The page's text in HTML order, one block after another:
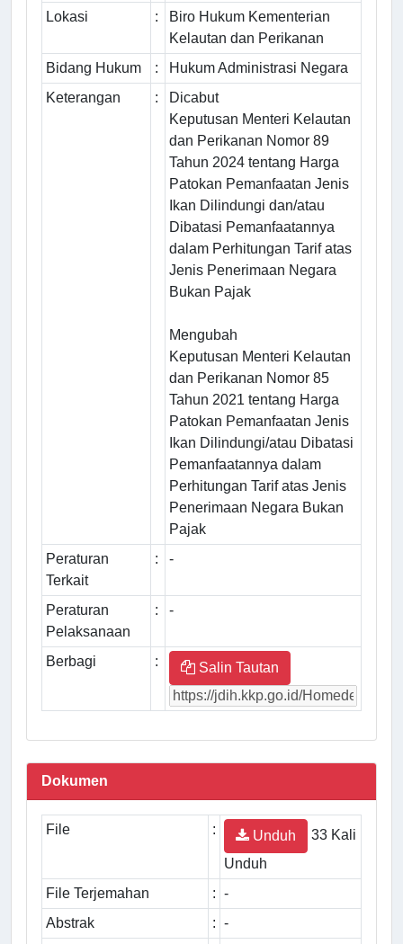
Lokasi :
Biro Hukum Kementerian
Kelautan dan Perikanan
Bidang Hukum
:
Hukum Administrasi Negara
Keterangan
:
Dicabut
Keputusan Menteri Kelautan
dan Perikanan Nomor 89
Tahun 2024 tentang Harga
Patokan Pemanfaatan Jenis
Ikan Dilindungi dan/atau
Dibatasi Pemanfaatannya
dalam Perhitungan Tarif atas
Jenis Penerimaan Negara
Bukan Pajak
Mengubah
Keputusan Menteri Kelautan
dan Perikanan Nomor 85
Tahun 2021 tentang Harga
Patokan Pemanfaatan Jenis
Ikan Dilindungi/atau Dibatasi
Pemanfaatannya dalam
Perhitungan Tarif atas Jenis
Penerimaan Negara Bukan
Pajak
Peraturan
Terkait
: -
Peraturan
Pelaksanaan
: -
Berbagi : Salin Tautan
Dokumen
File : Unduh
33 Kali
Unduh
File Terjemahan
: -
Abstrak
: -